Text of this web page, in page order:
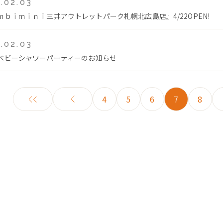
ｂｉｍｉｎｉ三井アウトレットパーク札幌北広島店』4/22OPEN!
ビーシャワーパーティーのお知らせ
4 5 6 7 8